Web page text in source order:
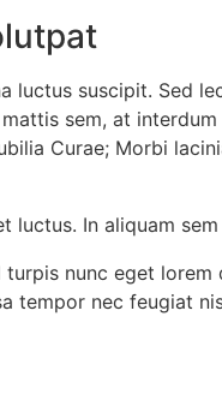
luctus suscipit. Sed
sem, at
Curae; Morbi
luctus. In aliquam
nunc eget
tempor nec feugiat